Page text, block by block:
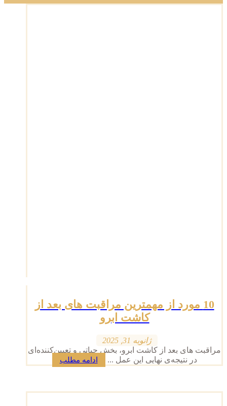
10 مورد از مهمترین مراقبت های بعد از
کاشت ابرو
ژانویه 31, 2025
مراقبت های بعد از کاشت ابرو، بخش حیاتی و تعیین‌کننده‌ای
در نتیجه‌ی نهایی این عمل ...
ادامه مطلب